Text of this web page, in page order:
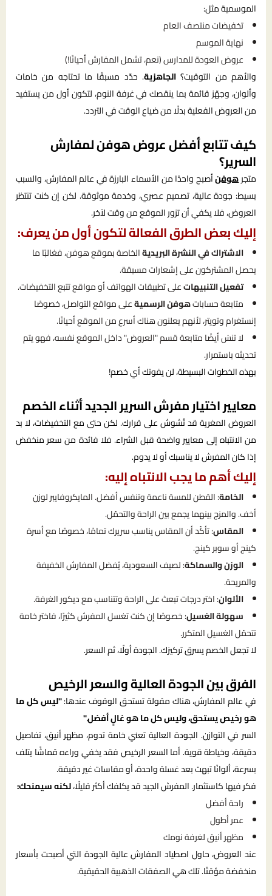
الموسمية مثل:
تخفيضات منتصف العام
نهاية الموسم
عروض العودة للمدارس (نعم، تشمل المفارش أحيانًا!)
والأهم من التوقيت؟ الجاهزية. حدّد مسبقًا ما تحتاجه من خامات
وألوان، وجهّز قائمة بما ينقصك في غرفة النوم، لتكون أول من يستفيد
من العروض الفعلية بدلًا من ضياع الوقت في التردد.
كيف تتابع أفضل عروض هوفن لمفارش
السرير؟
متجرهوفنأصبح واحدًا من الأسماء البارزة في عالم المفارش، والسبب
بسيط: جودة عالية، تصميم عصري، وخدمة موثوقة. لكن إن كنت تنتظر
العروض، فلا يكفي أن تزور الموقع من وقت لآخر.
إليك بعض الطرق الفعالة لتكون أول من يعرف:
الاشتراك في النشرة البريديةالخاصة بموقع هوفن، فغالبًا ما
يحصل المشتركون على إشعارات مسبقة.
تفعيل التنبيهاتعلى تطبيقات الهواتف أو مواقع تتبع التخفيضات.
متابعة حساباتهوفن الرسميةعلى مواقع التواصل، خصوصًا
إنستغرام وتويتر، لأنهم يعلنون هناك أسرع من الموقع أحيانًا.
لا تنسَ أيضًا متابعة قسم "العروض" داخل الموقع نفسه، فهو يتم
تحديثه باستمرار.
بهذه الخطوات البسيطة، لن يفوتك أي خصم!
معايير اختيار مفرش السرير الجديد أثناء الخصم
العروض المغرية قد تُشوش على قرارك. لكن حتى مع التخفيضات، لا بد
من الانتباه إلى معايير واضحة قبل الشراء. فلا فائدة من سعر منخفض
إذا كان المفرش لا يناسبك أو لا يدوم.
إليك أهم ما يجب الانتباه إليه:
الخامة: القطن للمسة ناعمة وتنفس أفضل. المايكروفايبر لوزن
أخف. والمزج بينهما يجمع بين الراحة والتحمّل.
المقاس: تأكّد أن المقاس يناسب سريرك تمامًا، خصوصًا مع أسرة
كينج أو سوبر كينج.
الوزن والسماكة: لصيف السعودية، يُفضل المفارش الخفيفة
والمريحة.
الألوان: اختر درجات تبعث على الراحة وتتناسب مع ديكور الغرفة.
سهولة الغسيل: خصوصًا إن كنت تغسل المفرش كثيرًا، فاختر خامة
تتحمّل الغسيل المتكرر.
لا تجعل الخصم يسرق تركيزك. الجودة أولًا، ثم السعر.
الفرق بين الجودة العالية والسعر الرخيص
في عالم المفارش، هناك مقولة تستحق الوقوف عندها:"ليس كل ما
هو رخيص يستحق، وليس كل ما هو غالٍ أفضل."
السر في التوازن. الجودة العالية تعني خامة تدوم، مظهر أنيق، تفاصيل
دقيقة، وخياطة قوية. أما السعر الرخيص فقد يخفي وراءه قماشًا يتلف
بسرعة، ألوانًا تبهت بعد غسلة واحدة، أو مقاسات غير دقيقة.
فكر فيها كاستثمار. المفرش الجيد قد يكلفك أكثر قليلًا،لكنه سيمنحك:
راحة أفضل
عمر أطول
مظهر أنيق لغرفة نومك
عند العروض، حاول اصطياد المفارش عالية الجودة التي أصبحت بأسعار
منخفضة مؤقتًا. تلك هي الصفقات الذهبية الحقيقية.